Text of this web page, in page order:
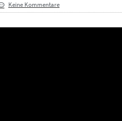
Keine Kommentare